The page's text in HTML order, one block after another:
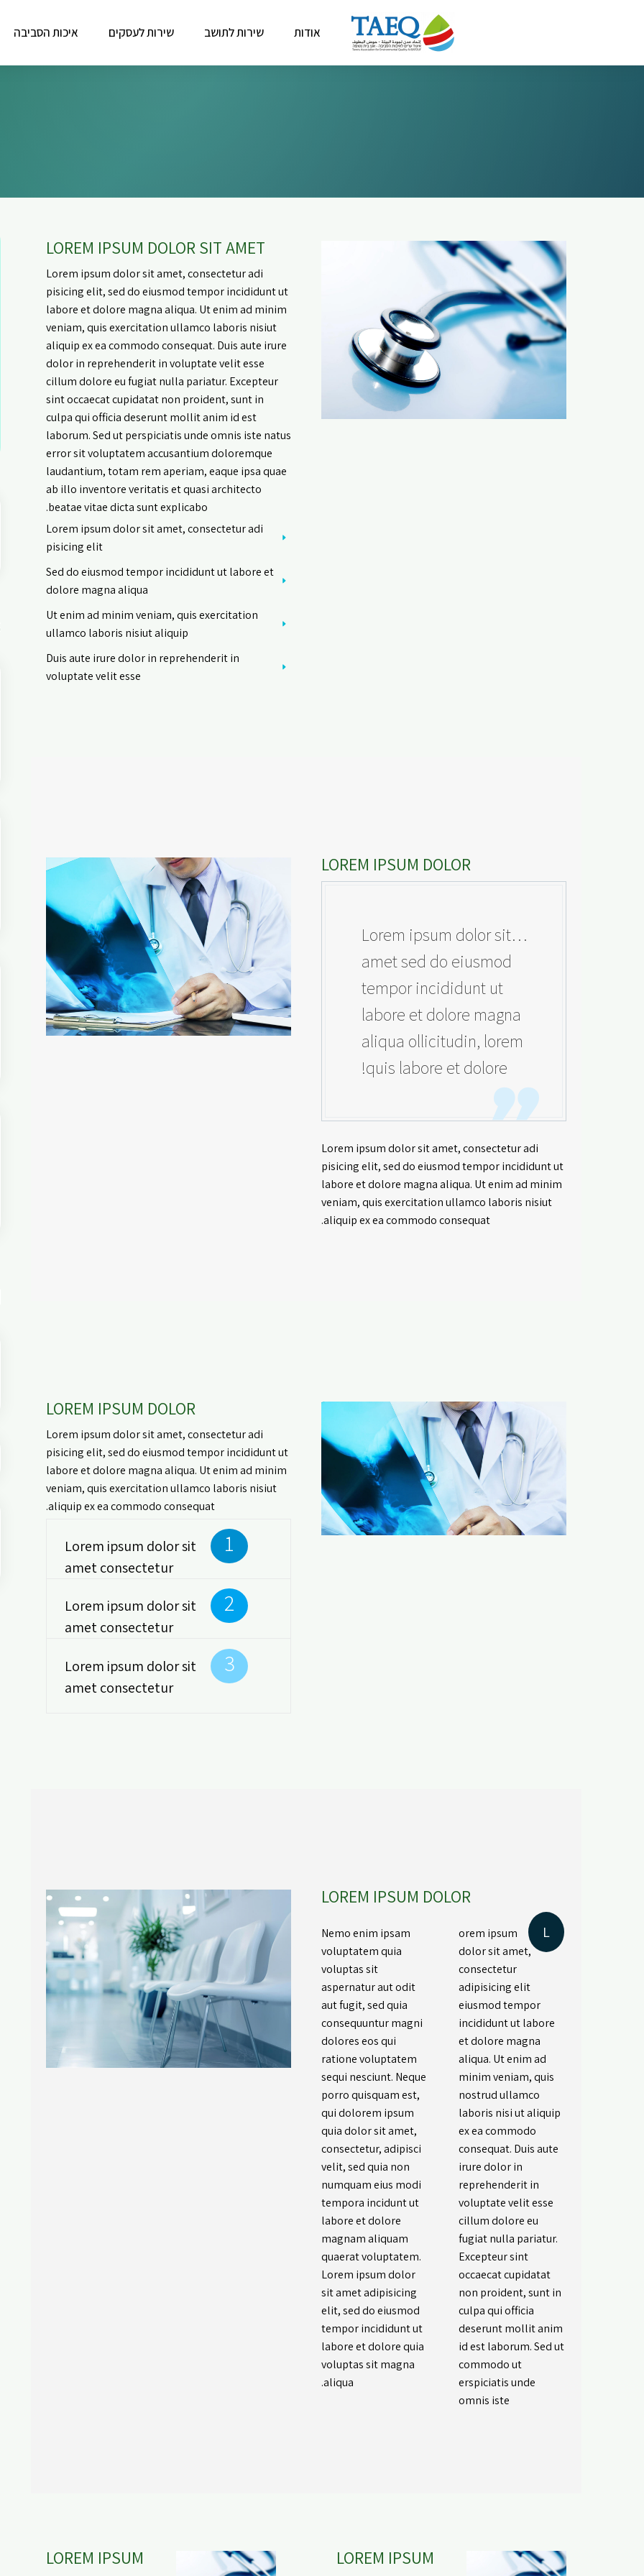
אודות שירות לתושב שירות לעסקים איכות הסביבה
LOREM IPSUM DOLOR SIT AMET
Lorem ipsum dolor sit amet, consectetur adi
pisicing elit, sed do eiusmod tempor incididunt ut
labore et dolore magna aliqua. Ut enim ad minim
veniam, quis exercitation ullamco laboris nisiut
aliquip ex ea commodo consequat. Duis aute irure
dolor in reprehenderit in voluptate velit esse
cillum dolore eu fugiat nulla pariatur. Excepteur
sint occaecat cupidatat non proident, sunt in
culpa qui officia deserunt mollit anim id est
laborum. Sed ut perspiciatis unde omnis iste natus
error sit voluptatem accusantium doloremque
laudantium, totam rem aperiam, eaque ipsa quae
ab illo inventore veritatis et quasi architecto
beatae vitae dicta sunt explicabo.
Lorem ipsum dolor sit amet, consectetur adi
pisicing elit
Sed do eiusmod tempor incididunt ut labore et
dolore magna aliqua
Ut enim ad minim veniam, quis exercitation
ullamco laboris nisiut aliquip
Duis aute irure dolor in reprehenderit in
voluptate velit esse
LOREM IPSUM DOLOR
…Lorem ipsum dolor sit
amet sed do eiusmod
tempor incididunt ut
labore et dolore magna
aliqua ollicitudin, lorem
quis labore et dolore!
Lorem ipsum dolor sit amet, consectetur adi
pisicing elit, sed do eiusmod tempor incididunt ut
labore et dolore magna aliqua. Ut enim ad minim
veniam, quis exercitation ullamco laboris nisiut
aliquip ex ea commodo consequat.
LOREM IPSUM DOLOR
Lorem ipsum dolor sit amet, consectetur adi
pisicing elit, sed do eiusmod tempor incididunt ut
labore et dolore magna aliqua. Ut enim ad minim
veniam, quis exercitation ullamco laboris nisiut
aliquip ex ea commodo consequat.
1
Lorem ipsum dolor sit
amet consectetur
2
Lorem ipsum dolor sit
amet consectetur
3
Lorem ipsum dolor sit
amet consectetur
LOREM IPSUM DOLOR
L
orem ipsum
dolor sit amet,
consectetur
adipisicing elit
eiusmod tempor
incididunt ut labore
et dolore magna
aliqua. Ut enim ad
minim veniam, quis
nostrud ullamco
laboris nisi ut aliquip
ex ea commodo
consequat. Duis aute
irure dolor in
reprehenderit in
voluptate velit esse
cillum dolore eu
fugiat nulla pariatur.
Excepteur sint
occaecat cupidatat
non proident, sunt in
culpa qui officia
deserunt mollit anim
id est laborum. Sed ut
commodo ut
erspiciatis unde
omnis iste
Nemo enim ipsam
voluptatem quia
voluptas sit
aspernatur aut odit
aut fugit, sed quia
consequuntur magni
dolores eos qui
ratione voluptatem
sequi nesciunt. Neque
porro quisquam est,
qui dolorem ipsum
quia dolor sit amet,
consectetur, adipisci
velit, sed quia non
numquam eius modi
tempora incidunt ut
labore et dolore
magnam aliquam
quaerat voluptatem.
Lorem ipsum dolor
sit amet adipisicing
elit, sed do eiusmod
tempor incididunt ut
labore et dolore quia
voluptas sit magna
aliqua.
LOREM IPSUM
LOREM IPSUM